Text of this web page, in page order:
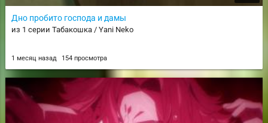
Дно пробито господа и дамы
из 1 серии Табакошка / Yani Neko
1 месяц назад 154 просмотра